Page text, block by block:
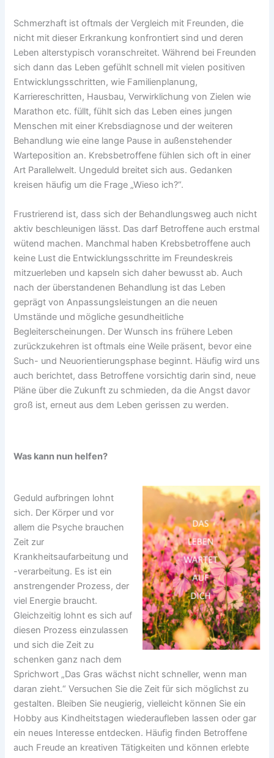
Schmerzhaft ist oftmals der Vergleich mit Freunden, die
nicht mit dieser Erkrankung konfrontiert sind und deren
Leben alterstypisch voranschreitet. Während bei Freunden
sich dann das Leben gefühlt schnell mit vielen positiven
Entwicklungsschritten, wie Familienplanung,
Karriereschritten, Hausbau, Verwirklichung von Zielen wie
Marathon etc. füllt, fühlt sich das Leben eines jungen
Menschen mit einer Krebsdiagnose und der weiteren
Behandlung wie eine lange Pause in außenstehender
Warteposition an. Krebsbetroffene fühlen sich oft in einer
Art Parallelwelt. Ungeduld breitet sich aus. Gedanken
kreisen häufig um die Frage „Wieso ich?“.
Frustrierend ist, dass sich der Behandlungsweg auch nicht
aktiv beschleunigen lässt. Das darf Betroffene auch erstmal
wütend machen. Manchmal haben Krebsbetroffene auch
keine Lust die Entwicklungsschritte im Freundeskreis
mitzuerleben und kapseln sich daher bewusst ab. Auch
nach der überstandenen Behandlung ist das Leben
geprägt von Anpassungsleistungen an die neuen
Umstände und mögliche gesundheitliche
Begleiterscheinungen. Der Wunsch ins frühere Leben
zurückzukehren ist oftmals eine Weile präsent, bevor eine
Such- und Neuorientierungsphase beginnt. Häufig wird uns
auch berichtet, dass Betroffene vorsichtig darin sind, neue
Pläne über die Zukunft zu schmieden, da die Angst davor
groß ist, erneut aus dem Leben gerissen zu werden.
Was kann nun helfen?
Geduld aufbringen lohnt
sich. Der Körper und vor
allem die Psyche brauchen
Zeit zur
Krankheitsaufarbeitung und
-verarbeitung. Es ist ein
anstrengender Prozess, der
viel Energie braucht.
Gleichzeitig lohnt es sich auf
diesen Prozess einzulassen
und sich die Zeit zu
schenken ganz nach dem
Sprichwort „Das Gras wächst nicht schneller, wenn man
daran zieht.“ Versuchen Sie die Zeit für sich möglichst zu
gestalten. Bleiben Sie neugierig, vielleicht können Sie ein
Hobby aus Kindheitstagen wiederaufleben lassen oder gar
ein neues Interesse entdecken. Häufig finden Betroffene
auch Freude an kreativen Tätigkeiten und können erlebte